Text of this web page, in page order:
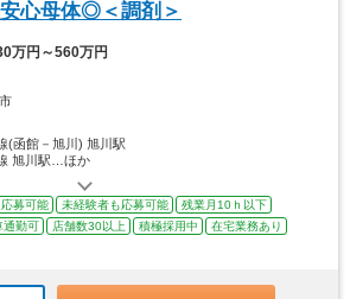
心母体◎＜調剤＞
万円～560万円
(函館－旭川) 旭川駅
旭川駅…ほか
募可能 未経験者も応募可能
残業月10ｈ以下
通勤可 店舗数30以上 積極採用中
在宅業務あり